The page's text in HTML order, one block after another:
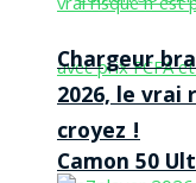
Camon 50
Chargeur
2026, le vrai
croyez !